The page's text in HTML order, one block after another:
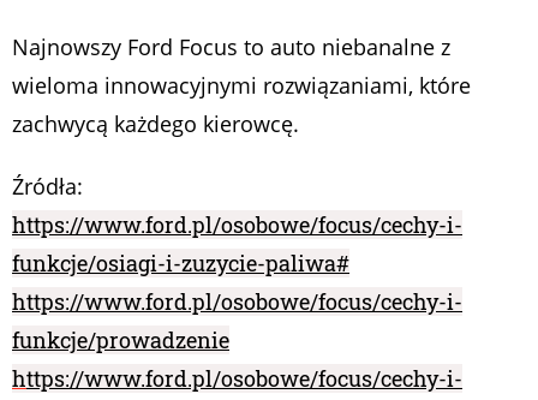
Najnowszy Ford Focus to auto niebanalne z
wieloma innowacyjnymi rozwiązaniami, które
zachwycą każdego kierowcę.
Źródła:
https://www.ford.pl/osobowe/focus/cechy-i-
funkcje/osiagi-i-zuzycie-paliwa#
https://www.ford.pl/osobowe/focus/cechy-i-
funkcje/prowadzenie
https://www.ford.pl/osobowe/focus/cechy-i-